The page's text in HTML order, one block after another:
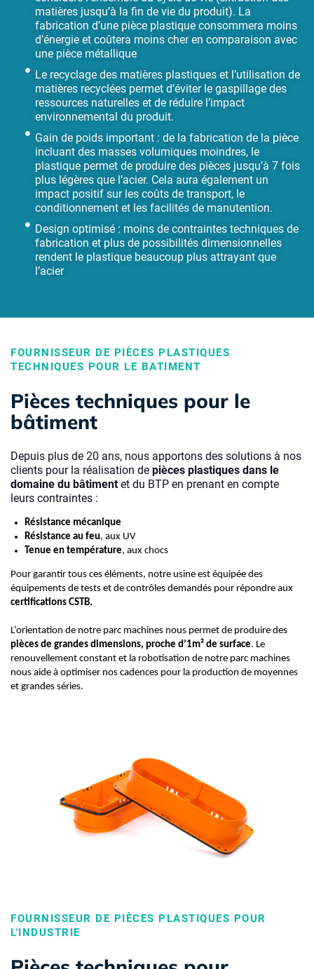
matières jusqu’à la fin de vie du produit). La
fabrication d’une pièce plastique consommera moins
d’énergie et coûtera moins cher en comparaison avec
une pièce métallique
Le recyclage des matières plastiques et l’utilisation de
matières recyclées permet d’éviter le gaspillage des
ressources naturelles et de réduire l’impact
environnemental du produit.
Gain de poids important : de la fabrication de la pièce
incluant des masses volumiques moindres, le
plastique permet de produire des pièces jusqu’à 7 fois
plus légères que l’acier. Cela aura également un
impact positif sur les coûts de transport, le
conditionnement et les facilités de manutention.
Design optimisé : moins de contraintes techniques de
fabrication et plus de possibilités dimensionnelles
rendent le plastique beaucoup plus attrayant que
l’acier
FOURNISSEUR DE PIÈCES PLASTIQUES
TECHNIQUES POUR LE BATIMENT
Pièces techniques pour le
bâtiment
Depuis plus de 20 ans, nous apportons des solutions à nos
clients pour la réalisation de pièces plastiques dans le
domaine du bâtimentet du BTP en prenant en compte
leurs contraintes :
Résistance mécanique
Résistance au feu, aux UV
Tenue en température, aux chocs
Pour garantir tous ces éléments, notre usine est équipée des
équipements de tests et de contrôles demandés pour répondre aux
certifications CSTB.
L’orientation de notre parc machines nous permet de produire des
pièces de grandes dimensions, proche d’1m² de surface. Le
renouvellement constant et la robotisation de notre parc machines
nous aide à optimiser nos cadences pour la production de moyennes
et grandes séries.
FOURNISSEUR DE PIÈCES PLASTIQUES POUR
L'INDUSTRIE